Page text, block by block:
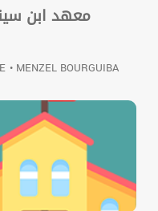
معهد ابن
• MENZEL BOURGUIBA